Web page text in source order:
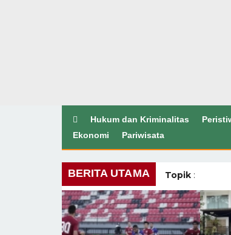
Hukum dan Kriminalitas
Ekonomi
Pariwisata
BERITA UTAMA Topik :